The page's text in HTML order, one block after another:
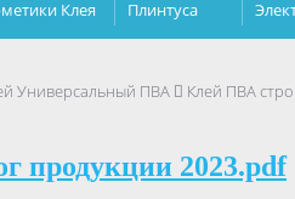
Клея
Плинтуса
Универсальный ПВА Клей ПВА
продукции 2023.pdf